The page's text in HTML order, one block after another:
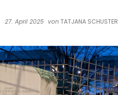
27. April 2025 von TATJANA SCHUSTER